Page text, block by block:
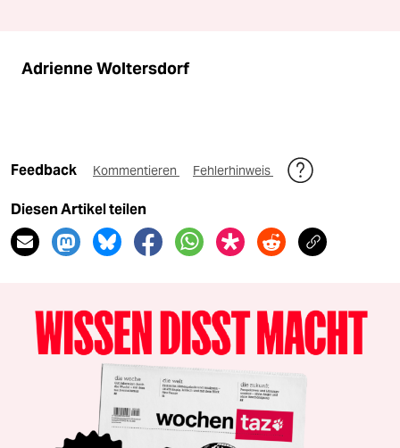
Adrienne Woltersdorf
Feedback Kommentieren Fehlerhinweis
Diesen Artikel teilen